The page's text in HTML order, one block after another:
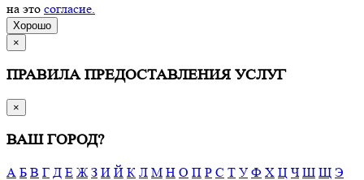
на это согласие.
Хорошо
×
ПРАВИЛА ПРЕДОСТАВЛЕНИЯ УСЛУГ
×
ВАШ ГОРОД?
А Б В Г Д Е Ж З И Й К Л М Н О П Р С Т У Ф Х Ц Ч Ш Щ Э